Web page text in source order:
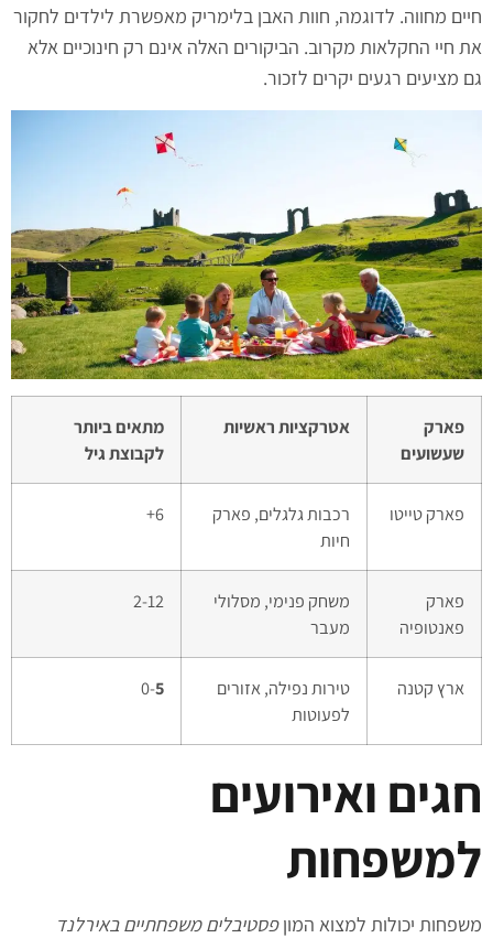
חיים מחווה. לדוגמה, חוות האבן בלימריק מאפשרת לילדים לחקור
את חיי החקלאות מקרוב. הביקורים האלה אינם רק חינוכיים אלא
גם מציעים רגעים יקרים לזכור.
פארק
שעשועים
אטרקציות ראשיות
מתאים ביותר
לקבוצת גיל
פארק טייטו
רכבות גלגלים, פארק
חיות
6+
פארק
פאנטופיה
משחק פנימי, מסלולי
מעבר
2-12
ארץ קטנה
טירות נפילה, אזורים
לפעוטות
0-5
חגים ואירועים
למשפחות
משפחות יכולות למצוא המוןפסטיבלים משפחתיים באירלנד